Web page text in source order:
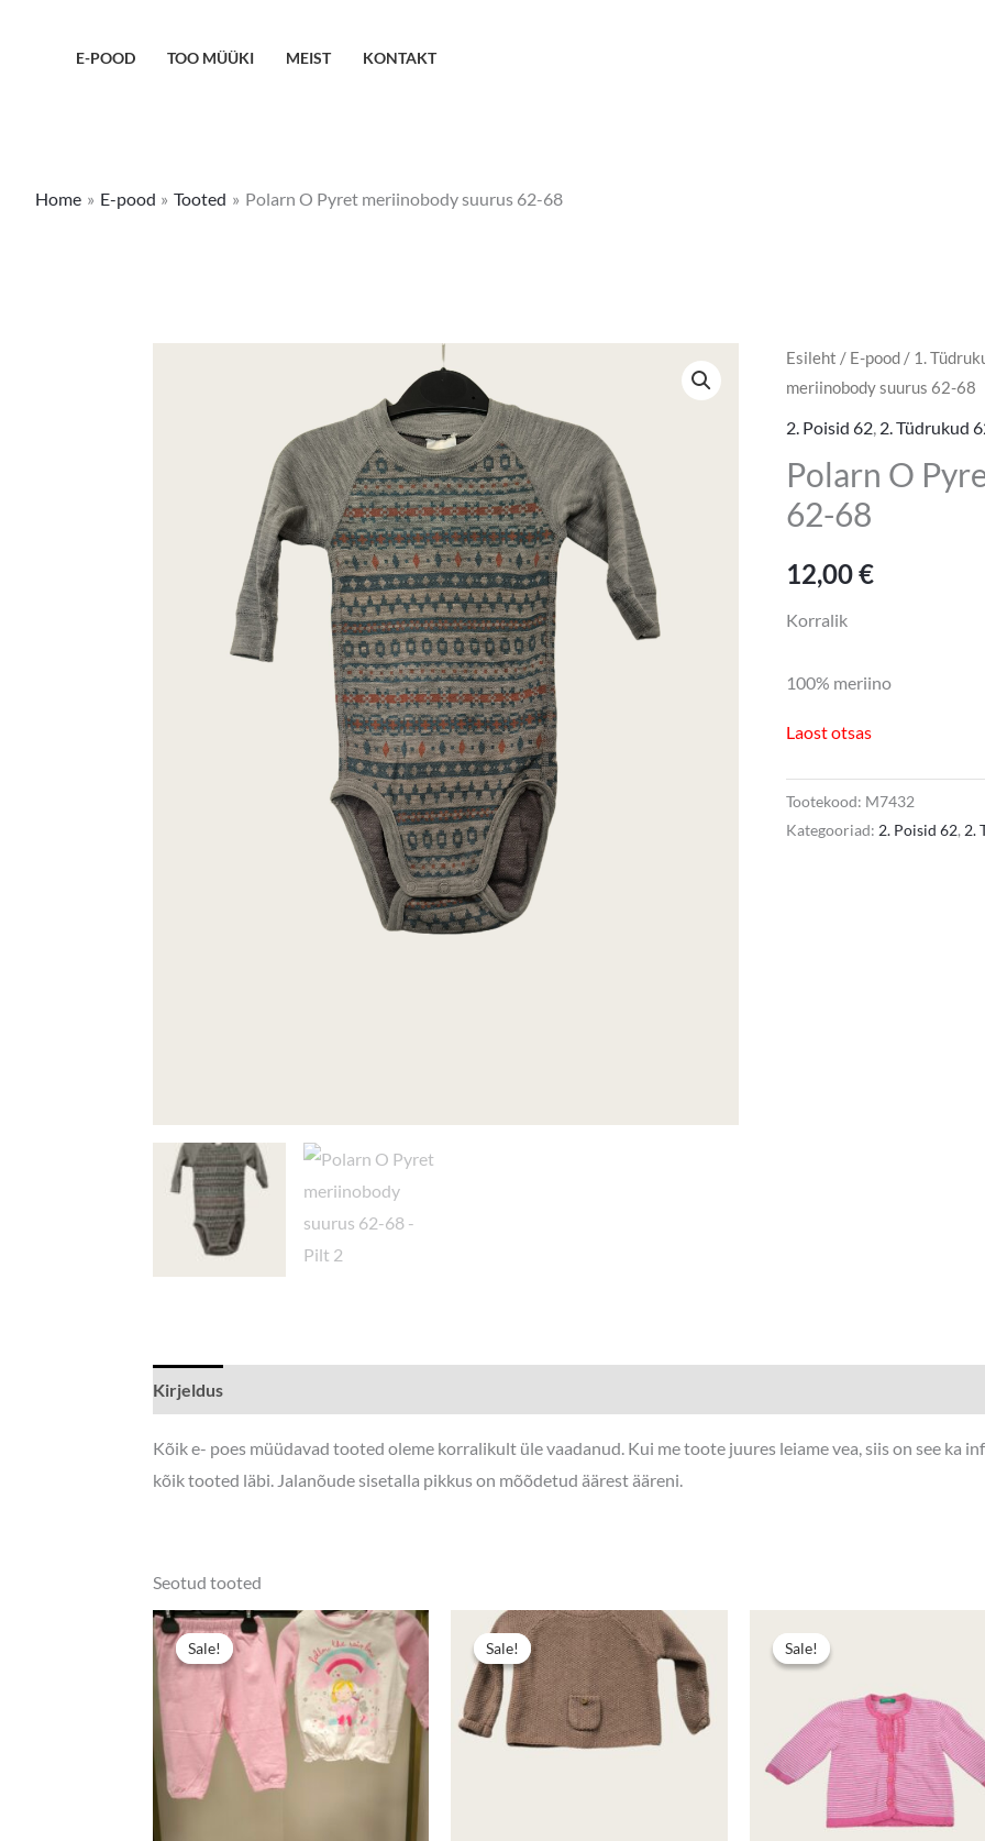
E-POOD TOO MÜÜKI MEIST KONTAKT
Home E-pood Tooted Polarn O Pyret meriinobody suurus 62-68
Esileht / E-pood/ 1.
meriinobody suurus 62-68
2. Poisid 62, 2. Tüdrukud
Polarn O
62-68
12,00€
Korralik
100% meriino
Laost otsas
Tootekood: M7432
Kategooriad: 2. Poisid 62, 2.
Kirjeldus
Kõik e- poes müüdavad tooted oleme korralikult üle vaadanud. Kui me toote juures leiame vea, siis on see ka
kõik tooted läbi. Jalanõude sisetalla pikkus on mõõdetud äärest ääreni.
Seotud tooted
Sale!
Sale!
Algne
hind
oli:
7,90 €.
Praegune
hind
on:
4,50 €.
Sale!
Sale!
hind
oli:
5,00 €.
Sale!
Sale!